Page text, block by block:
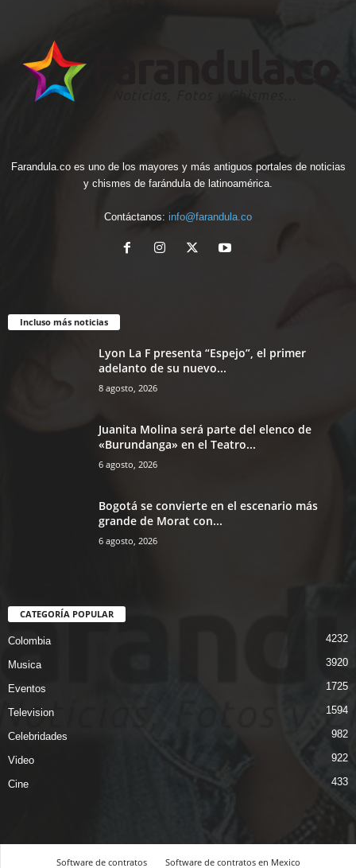
Farandula.co es uno de los mayores y más antiguos portales de noticias
y chismes de farándula de latinoamérica.
Contáctanos: info@farandula.co
Incluso más noticias
Lyon La F presenta “Espejo”, el primer
adelanto de su nuevo...
8 agosto, 2026
Juanita Molina será parte del elenco de
«Burundanga» en el Teatro...
6 agosto, 2026
Bogotá se convierte en el escenario más
grande de Morat con...
6 agosto, 2026
CATEGORÍA POPULAR
Colombia 4232
Musica 3920
Eventos 1725
Television 1594
Celebridades 982
Video 922
Cine 433
Software de contratos Software de contratos en Mexico